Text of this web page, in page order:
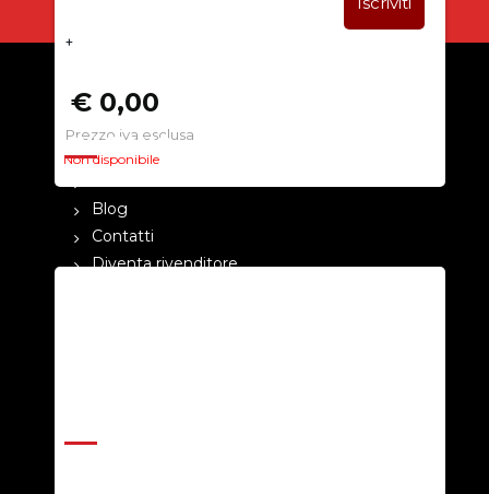
+
€ 0,00
Prezzo iva esclusa
Non disponibile
CHI SIAMO
Blog
Contatti
Diventa rivenditore